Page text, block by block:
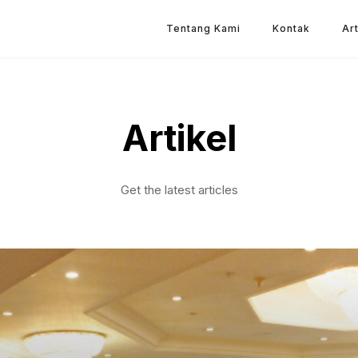
Tentang Kami Kontak
Artikel
Get the latest articles